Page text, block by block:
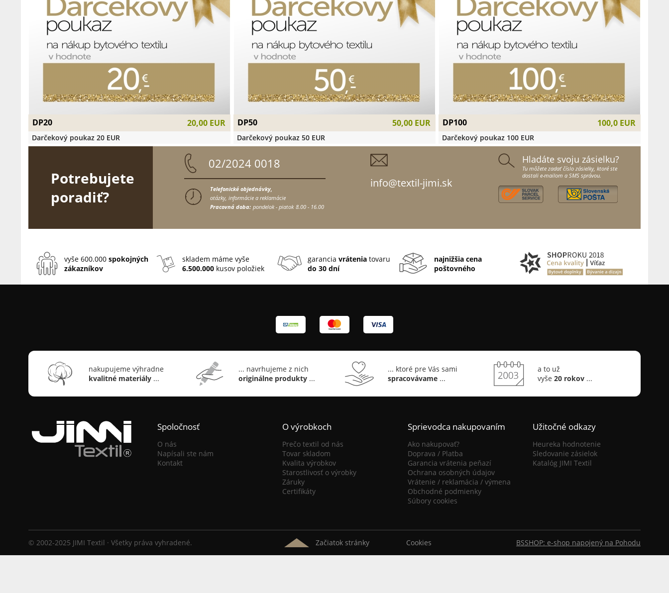
DP20 20,00 EUR
Darčekový poukaz 20 EUR
DP50 50,00 EUR
Darčekový poukaz 50 EUR
DP100 100,0 EUR
Darčekový poukaz 100 EUR
Potrebujete
poradiť?
02/2024 0018
Telefonické objednávky,
otázky, informácie a reklamácie
Pracovná doba: pondelok - piatok 8.00 - 16.00
info@textil-jimi.sk
Hladáte svoju zásielku?
Tu môžete zadať číslo zásielky, ktoré ste
dostali e-mailom a SMS správou.
vyše 600.000spokojných
zákazníkov
skladem máme vyše
6.500.000kusov položiek
garanciavrátenia tovaru
do 30 dní
najnižšia cena
poštovného
Spoločnosť
O nás
Napísali ste nám
Kontakt
O výrobkoch
Prečo textil od nás
Tovar skladom
Kvalita výrobkov
Starostlivosť o výrobky
Záruky
Certifikáty
Sprievodca nakupovaním
Ako nakupovať?
Doprava / Platba
Garancia vrátenia peňazí
Ochrana osobných údajov
Vrátenie / reklamácia / výmena
Obchodné podmienky
Súbory cookies
Užitočné odkazy
Heureka hodnotenie
Sledovanie zásielok
Katalóg JIMI Textil
© 2002-2025 JIMI Textil · Všetky práva vyhradené. Začiatok stránky BSSHOP: e-shop napojený na Pohodu
Cookies
nakupujeme výhradne
kvalitné materiály ...
... navrhujeme z nich
originálne produkty...
... ktoré pre Vás sami
spracovávame ...
a to už
vyše 20 rokov...